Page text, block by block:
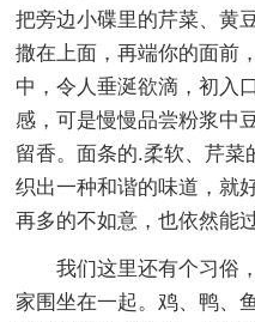
把旁边小碟里的芹菜、黄
撒在上面，再端你的面前
中，令人垂涎欲滴，初入
感，可是慢慢品尝粉浆中
留香。面条的.柔软、芹菜
织出一种和谐的味道，就
再多的不如意，也依然能
我们这里还有个习俗
家围坐在一起。鸡、鸭、